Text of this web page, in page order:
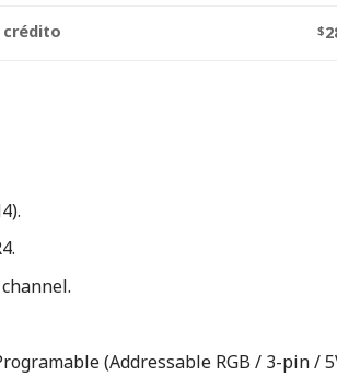
crédito $
(Addressable RGB / 3-pin /